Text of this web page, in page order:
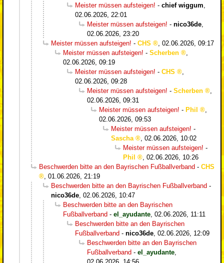
Meister müssen aufsteigen! - chief wiggum
02.06.2026, 22:01
Meister müssen aufsteigen! - nico36de
02.06.2026, 23:20
Meister müssen aufsteigen! - CHS
02.06.2026, 09:17
Meister müssen aufsteigen! - Scherben
02.06.2026, 09:19
Meister müssen aufsteigen! - CHS
02.06.2026, 09:28
Meister müssen aufsteigen! - Scherben
02.06.2026, 09:31
Meister müssen aufsteigen! - Phil
02.06.2026, 09:53
Meister müssen aufsteigen! -
Sascha
02.06.2026, 10:02
Meister müssen aufsteigen! -
Phil
02.06.2026, 10:26
Beschwerden bitte an den Bayrischen Fußballverband - CHS
01.06.2026, 21:19
Beschwerden bitte an den Bayrischen Fußballverband -
nico36de 02.06.2026, 10:47
Beschwerden bitte an den Bayrischen
Fußballverband - el_ayudante 02.06.2026, 11:11
Beschwerden bitte an den Bayrischen
Fußballverband - nico36de 02.06.2026, 12:09
Beschwerden bitte an den Bayrischen
Fußballverband - el_ayudante